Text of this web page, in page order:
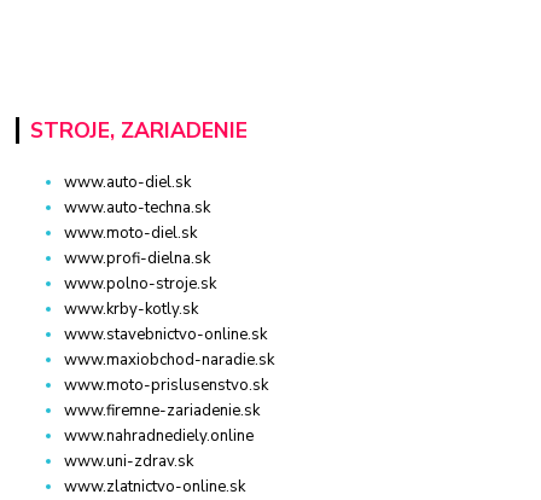
STROJE, ZARIADENIE
www.auto-diel.sk
www.auto-techna.sk
www.moto-diel.sk
www.profi-dielna.sk
www.polno-stroje.sk
www.krby-kotly.sk
www.stavebnictvo-online.sk
www.maxiobchod-naradie.sk
www.moto-prislusenstvo.sk
www.firemne-zariadenie.sk
www.nahradnediely.online
www.uni-zdrav.sk
www.zlatnictvo-online.sk